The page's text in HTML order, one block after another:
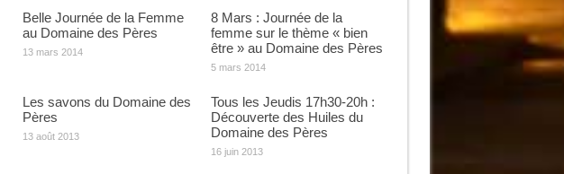
Belle Journée de la Femme
au Domaine des Pères
13 mars 2014
8 Mars : Journée de la
femme sur le thème « bien
être » au Domaine des Pères
5 mars 2014
Les savons du Domaine des
Pères
13 août 2013
Tous les Jeudis 17h30-20h :
Découverte des Huiles du
Domaine des Pères
16 juin 2013